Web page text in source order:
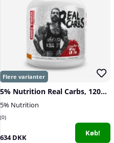
5% Nutrition Real Carbs, 1200 g
5% Nutrition
0
634 DKK Køb!